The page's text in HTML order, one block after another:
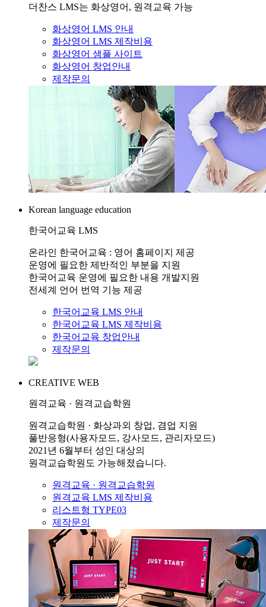
더찬스 LMS는 화상영어, 원격교육 가능
화상영어 LMS 안내
화상영어 LMS 제작비용
화상영어 샘플 사이트
화상영어 창업안내
제작문의
Korean language education
한국어교육 LMS
온라인 한국어교육 : 영어 홈페이지 제공
운영에 필요한 제반적인 부분을 지원
한국어교육 운영에 필요한 내용 개발지원
전세계 언어 번역 기능 제공
한국어교육 LMS 안내
한국어교육 LMS 제작비용
한국어교육 창업안내
제작문의
CREATIVE WEB
원격교육 · 원격교습학원
원격교습학원 · 화상과외 창업, 겸업 지원
풀반응형(사용자모드, 강사모드, 관리자모드)
2021년 6월부터 성인 대상의
원격교습학원도 가능해졌습니다.
원격교육 · 원격교습학원
원격교육 LMS 제작비용
리스트형 TYPE03
제작문의